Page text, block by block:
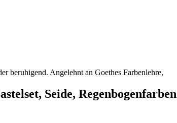
beruhigend. Angelehnt an Goethes Farbenlehre,
Seide, Regenbogenfarben